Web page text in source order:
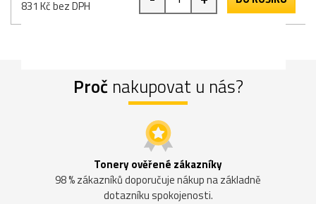
831 Kč bez DPH
Proč nakupovat u nás?
Tonery ověřené zákazníky
98 % zákazníků doporučuje nákup na základně
dotazníku spokojenosti.